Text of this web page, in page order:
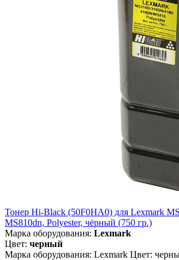
Тонер Hi-Black (50F0HA0) для Lexmark
MS810dn, Polyester, чёрный (750 гр.)
Марка оборудования: Lexmark
Цвет: черный
Марка оборудования: Lexmark Цвет: